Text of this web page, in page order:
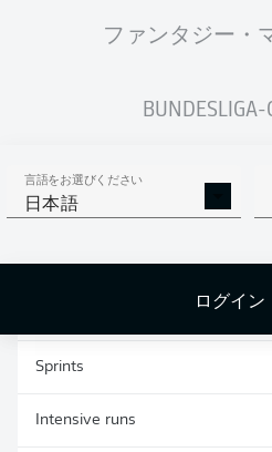
ファンタジー・
BUNDESLIGA-
言語をお選びください
日本語
ログイン
統計 シーズ
OWN-
Sprints
Intensive runs